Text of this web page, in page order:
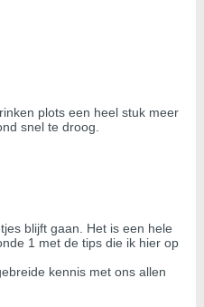
plots een heel stuk meer
snel te droog.
blijft gaan. Het is een hele
1 met de tips die ik hier op
kennis met ons allen